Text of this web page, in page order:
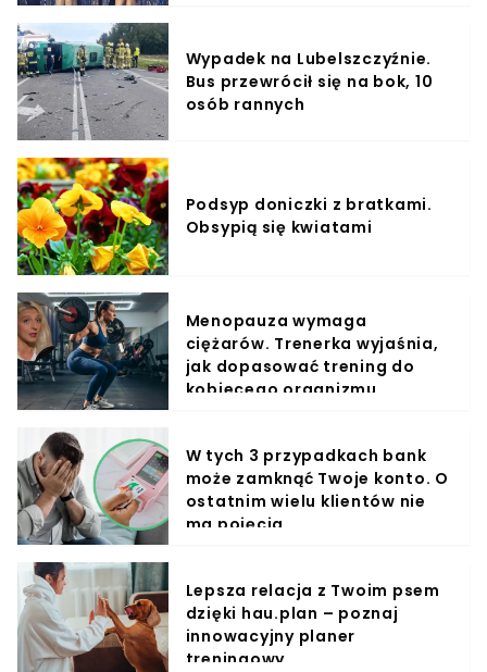
Wypadek na Lubelszczyźnie.
Bus przewrócił się na bok, 10
osób rannych
Podsyp doniczki z bratkami.
Obsypią się kwiatami
Menopauza wymaga
ciężarów. Trenerka wyjaśnia,
jak dopasować trening do
kobiecego organizmu
W tych 3 przypadkach bank
może zamknąć Twoje konto. O
ostatnim wielu klientów nie
ma pojęcia
Lepsza relacja z Twoim psem
dzięki hau.plan – poznaj
innowacyjny planer
treningowy